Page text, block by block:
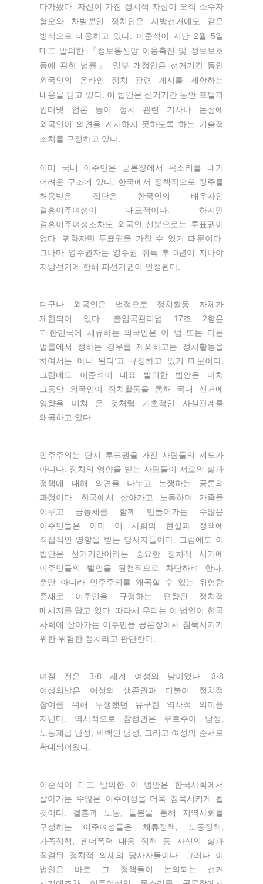
다가왔다. 자신이 가진 정치적 자산이 오직 소수자
혐오와 차별뿐인 정치인은 지방선거에도 같은
방식으로 대응하고 있다. 이준석이 지난 2월 5일
대표 발의한 『정보통신망 이용촉진 및 정보보호
등에 관한 법률』 일부 개정안은 선거기간 동안
외국인의 온라인 정치 관련 게시를 제한하는
내용을 담고 있다. 이 법안은 선거기간 동안 포털과
인터넷 언론 등이 정치 관련 기사나 논설에
외국인이 의견을 게시하지 못하도록 하는 기술적
조치를 규정하고 있다.
이미 국내 이주민은 공론장에서 목소리를 내기
어려운 구조에 있다. 한국에서 정책적으로 정주를
허용받은 집단은 한국인의 배우자인
결혼이주여성이 대표적이다. 하지만
결혼이주여성조차도 외국인 신분으로는 투표권이
없다. 귀화자만 투표권을 가질 수 있기 때문이다.
그나마 영주권자는 영주권 취득 후 3년이 지나야
지방선거에 한해 피선거권이 인정된다.
더구나 외국인은 법적으로 정치활동 자체가
제한되어 있다. 출입국관리법 17조 2항은
‘대한민국에 체류하는 외국인은 이 법 또는 다른
법률에서 정하는 경우를 제외하고는 정치활동을
하여서는 아니 된다’고 규정하고 있기 때문이다.
그럼에도 이준석이 대표 발의한 법안은 마치
그동안 외국인이 정치활동을 통해 국내 선거에
영향을 미쳐 온 것처럼 기초적인 사실관계를
왜곡하고 있다.
민주주의는 단지 투표권을 가진 사람들의 제도가
아니다. 정치의 영향을 받는 사람들이 서로의 삶과
정책에 대해 의견을 나누고 논쟁하는 공론의
과정이다. 한국에서 살아가고 노동하며 가족을
이루고 공동체를 함께 만들어가는 수많은
이주민들은 이미 이 사회의 현실과 정책에
직접적인 영향을 받는 당사자들이다. 그럼에도 이
법안은 선거기간이라는 중요한 정치적 시기에
이주민들의 발언을 원천적으로 차단하려 한다.
뿐만 아니라 민주주의를 왜곡할 수 있는 위험한
존재로 이주민을 규정하는 편향된 정치적
메시지를 담고 있다. 따라서 우리는 이 법안이 한국
사회에 살아가는 이주민을 공론장에서 침묵시키기
위한 위험한 정치라고 판단한다.
며칠 전은 3·8 세계 여성의 날이었다. 3·8
여성의날은 여성의 생존권과 더불어 정치적
참여를 위해 투쟁했던 유구한 역사적 의미를
지닌다. 역사적으로 참정권은 부르주아 남성,
노동계급 남성, 비백인 남성, 그리고 여성의 순서로
확대되어왔다.
이준석이 대표 발의한 이 법안은 한국사회에서
살아가는 수많은 이주여성을 더욱 침묵시키게 될
것이다. 결혼과 노동, 돌봄을 통해 지역사회를
구성하는 이주여성들은 체류정책, 노동정책,
가족정책, 젠더폭력 대응 정책 등 자신의 삶과
직결된 정치적 의제의 당사자들이다. 그러나 이
법안은 바로 그 정책들이 논의되는 선거